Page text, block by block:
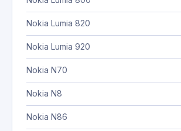
Nokia Lumia 820
Nokia Lumia 920
Nokia N70
Nokia N8
Nokia N86